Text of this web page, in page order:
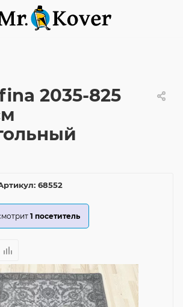
2035-825
68552
1 посетитель